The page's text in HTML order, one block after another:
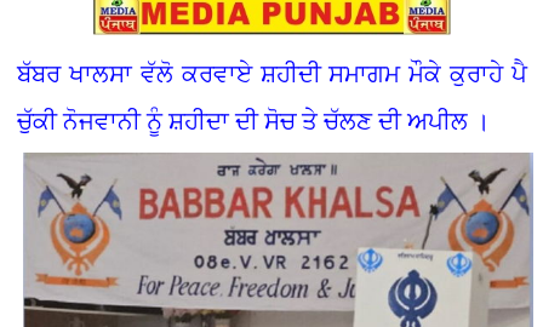
ਬੱਬਰ ਖਾਲਸਾ ਵੱਲੋ ਕਰਵਾਏ ਸ਼ਹੀਦੀ ਸਮਾਗਮ ਮੌਕੇ ਕੁਰਾਹੇ ਪੈ
ਚੁੱਕੀ ਨੋਜਵਾਨੀ ਨੂੰ ਸ਼ਹੀਦਾ ਦੀ ਸੋਚ ਤੇ ਚੱਲਣ ਦੀ ਅਪੀਲ ।